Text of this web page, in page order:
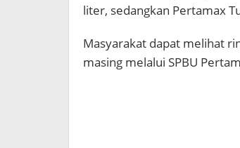
liter, sedangkan Pertamax
Masyarakat dapat melihat
masing melalui SPBU